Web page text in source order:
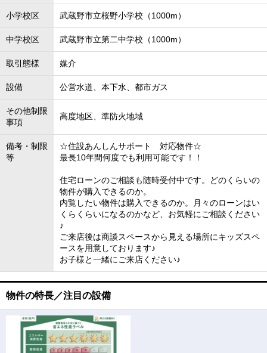
小学校区 武蔵野市立桜野小学校（1000m）
中学校区 武蔵野市立第二中学校（1000m）
取引態様 媒介
設備 公営水道、本下水、都市ガス
その他制限
事項
高度地区、準防火地域
備考・制限
等
☆住設あんしんサポート 対応物件☆
最長10年間何度でも利用可能です！！
住宅ローンのご相談も随時受付中です。どのくらいの
物件が購入できるのか。
内覧したい物件は購入できるのか。月々のローンはい
くらくらいになるのかなど、お気軽にご相談ください
♪
ご来店後は商談スペースから見える場所にキッズスペ
ースを用意しております♪
お子様と一緒にご来店ください♪
物件の特長／注目の設備